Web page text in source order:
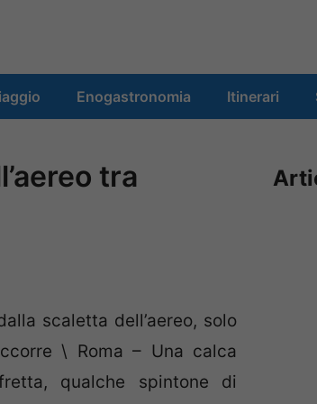
Enogastronomia Itinerari
tra
scaletta dell’aereo, solo
\ Roma – Una calca
qualche spintone di